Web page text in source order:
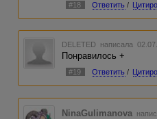
#18 Ответить /
DELETED написала
Понравилось +
#19 Ответить /
NinaGulimanova